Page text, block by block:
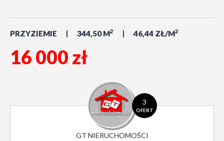
PRZYZIEMIE 344,50 M2 46,44 ZŁ/M2
16 000 zł
3
OFERT
GT NIERUCHOMOŚCI